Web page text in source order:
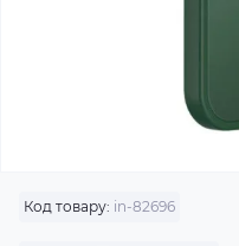
Код товару: in-82696